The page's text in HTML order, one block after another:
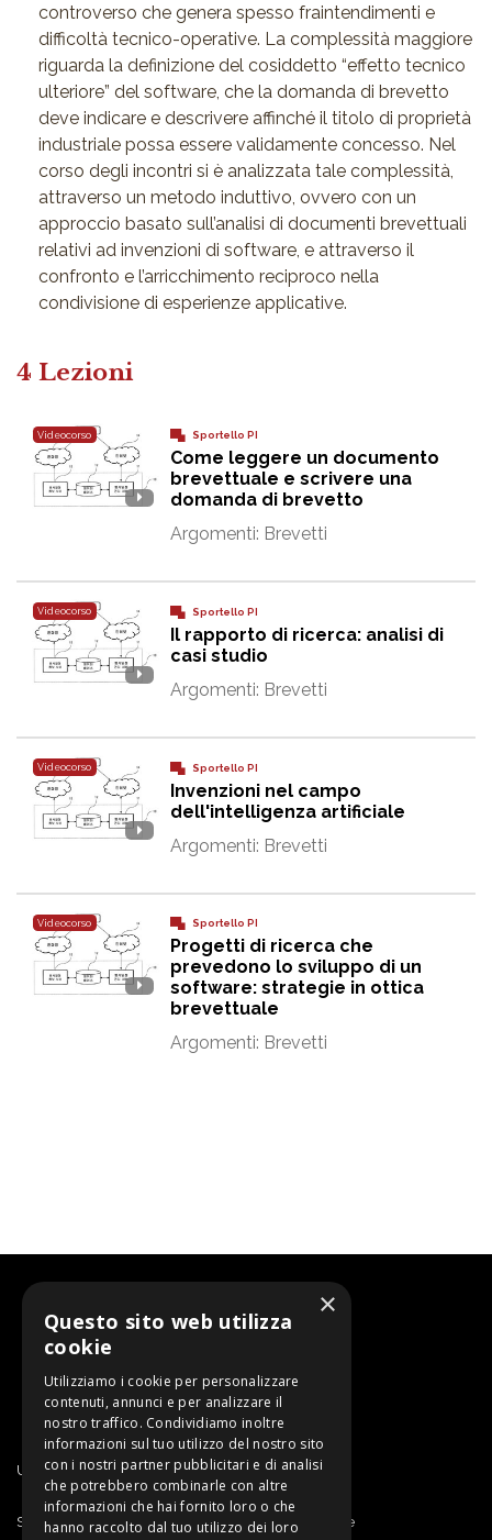
controverso che genera spesso fraintendimenti e
difficoltà tecnico-operative. La complessità maggiore
riguarda la definizione del cosiddetto “effetto tecnico
ulteriore” del software, che la domanda di brevetto
deve indicare e descrivere affinché il titolo di proprietà
industriale possa essere validamente concesso. Nel
corso degli incontri si è analizzata tale complessità,
attraverso un metodo induttivo, ovvero con un
approccio basato sull’analisi di documenti brevettuali
relativi ad invenzioni di software, e attraverso il
confronto e l’arricchimento reciproco nella
condivisione di esperienze applicative.
4 Lezioni
Videocorso Sportello PI
Come leggere un documento
brevettuale e scrivere una
domanda di brevetto
Argomenti: Brevetti
Videocorso Sportello PI
Il rapporto di ricerca: analisi di
casi studio
Argomenti: Brevetti
Videocorso Sportello PI
Invenzioni nel campo
dell'intelligenza artificiale
Argomenti: Brevetti
Videocorso Sportello PI
Progetti di ricerca che
prevedono lo sviluppo di un
software: strategie in ottica
brevettuale
Argomenti: Brevetti
Un progetto di SARDEGNA RICERCHE
Sardegna Ricerche | Sportello Proprietà Intellettuale
×
Questo sito web utilizza
cookie
Utilizziamo i cookie per personalizzare
contenuti, annunci e per analizzare il
nostro traffico. Condividiamo inoltre
informazioni sul tuo utilizzo del nostro sito
con i nostri partner pubblicitari e di analisi
che potrebbero combinarle con altre
informazioni che hai fornito loro o che
hanno raccolto dal tuo utilizzo dei loro